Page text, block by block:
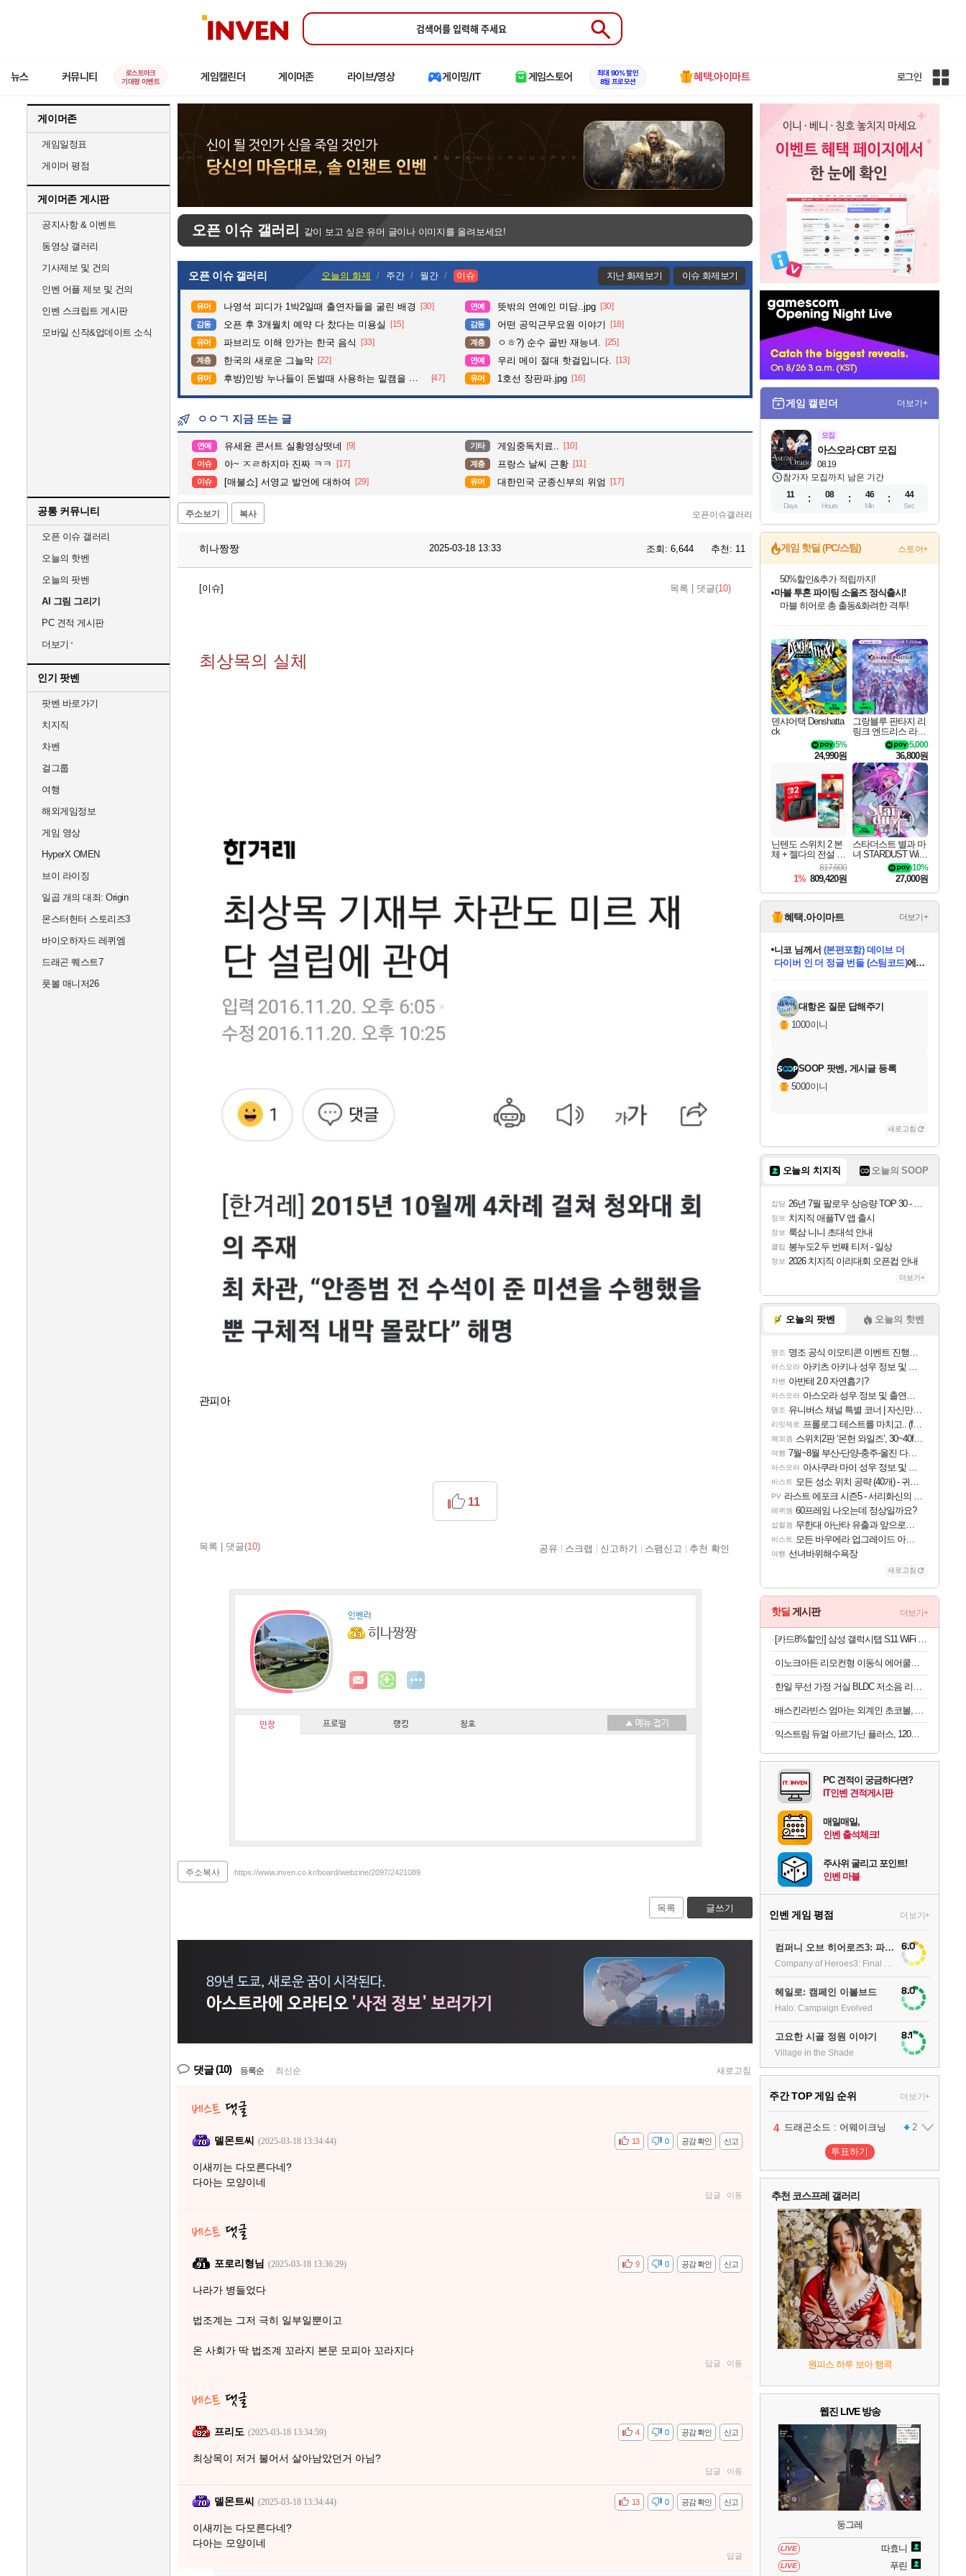
인
Submit
뉴스 커뮤니티
로스트아크
기대평 이벤트
게임캘린더 게이머존 라이브/영상 게이밍/IT 게임스토어
최대 90% 할인
8월 프로모션
혜택.아이마트 로그인
인
게이머존
게임일정표
게이머 평점
게이머존 게시판
공지사항 & 이벤트
동영상 갤러리
기사제보 및 건의
인벤 어플 제보 및 건의
인벤 스크립트 게시판
모바일 신작&업데이트 소식
공통 커뮤니티
오픈 이슈 갤러리
오늘의 핫벤
오늘의 팟벤
AI 그림 그리기
PC 견적 게시판
더보기
인기 팟벤
팟벤 바로가기
치지직
차벤
걸그룹
여행
해외게임정보
게임 영상
HyperX OMEN
브이 라이징
일곱 개의 대죄: Origin
몬스터헌터 스토리즈3
바이오하자드 레퀴엠
드래곤 퀘스트7
풋볼 매니저26
오픈 이슈 갤러리 같이 보고 싶은 유머 글이나 이미지를 올려보세요!
오픈 이슈 갤러리 오늘의 화제 주간 월간 이슈 지난 화제보기 이슈 화제보기
유머 나영석 피디가 1박2일때 출연자들을 굴린 배경 [30] 연예 뜻밖의 연예인 미담..jpg [30]
감동 오픈 후 3개월치 예약 다 찼다는 미용실 [15] 감동 어떤 공익근무요원 이야기 [18]
유머 파브리도 이해 안가는 한국 음식 [33] 계층 ㅇㅎ?) 순수 골반 재능녀. [25]
계층 한국의 새로운 그늘막 [22] 연예 우리 메이 절대 핫걸입니다. [13]
유머 후방)인방 누나들이 돈벌때 사용하는 밑캠을 알아보자 [47] 유머 1호선 장판파.jpg [16]
ㅇㅇㄱ 지금 뜨는 글
연예 유세윤 콘서트 실황영상떳네 [9] 기타 게임중독치료.. [10]
이슈 아~ ㅈㄹ하지마 진짜 ㅋㅋ [17] 계층 프랑스 날씨 근황 [11]
이슈 [매불쇼] 서영교 발언에 대하여 [29] 유머 대한민국 군종신부의 위엄 [17]
주소보기 복사 오픈이슈갤러리
히나짱짱 2025-03-18 13:33 조회: 6,644 추천: 11
[이슈] 목록 댓글(10)
최상목의 실체
관피아
목록 댓글(10)
11
공유 스크랩 신고하기 스팸신고 추천 확인
인벤러
히나짱짱
인장 프로필 랭킹 칭호
주소복사 https://www.inven.co.kr/board/webzine/2097/2421089
목록 글쓰기
댓글(10) 등록순 최신순 새로고침
델몬트씨 (2025-03-18 13:34:44) 신고
공감 확인
비공감 0
13
이새끼는 다모른다네?
다아는 모양이네
답글 이동
포로리형님 (2025-03-18 13:36:29) 신고
공감 확인
비공감 0
9
나라가 병들었다
법조계는 그저 극히 일부일뿐이고
온 사회가 딱 법조계 꼬라지 본문 모피아 꼬라지다
답글 이동
프리도 (2025-03-18 13:34:59) 신고
공감 확인
비공감 0
4
최상목이 저거 불어서 살아남았던거 아님?
답글 이동
델몬트씨 (2025-03-18 13:34:44) 신고
공감 확인
비공감 0
13
이새끼는 다모른다네?
다아는 모양이네
답글
벤
게임 캘린더 더보기+
모집
08.19
아스오라 CBT 모집
참가자 모집까지 남은 기간
11
Days
08
Hours
46
Min
43
Sec
게임 핫딜 (PC/스팀) 스토어+
최대 90% 할인가를 만나보세요!
네이버혜택과 함께 만나보세요!
50%할인&추가 적립까지!
마블 투혼 파이팅 소울즈 정식출시!
마블 히어로 총 출동&화려한 격투!
네이버 포인트 혜택까지!
이니&베니 혜택까지!
네이버 혜택가와 함께 예약하세요!
할인&네이버혜택으로 만나보세요!
네이버페이 혜택과 만나보세요!
40주년 프로모션으로 만나보세요!
할인가에 만나보세요!
일부 에디션 상시 할인!
혜택으로 예약 판매 중
편안하게 충전하세요
덴샤어택 Denshatta
ck
5%
24,990원
그랑블루 판타지 리
링크 엔드리스 라그
나로크 업그레이드
킷 Granblue Fantasy
Relink Endless Ragn
arok Upgrade Kit DL
C
5,000
36,800원
닌텐도 스위치 2 본
체 + 젤다의 전설 티
어스 오브 더 킹덤
닌텐도 스위치 2 에
디션 + 젤다의 전설
브레스 오브 더 와
일드 닌텐도 스위치
2 에디션 번들
817,600
1% 809,420원
스타더스트 별과 마
녀 STARDUST Wish
10%
27,000원
혜택.아이마트 더보기+
교환.
당첨되셨습니다.
니코님께서 (본편포함) 데이브 더
다이버 인 더 정글 번들 (스팀코드)에
당첨되셨습니다.
당첨되셨습니다.
당첨되셨습니다.
당첨되셨습니다.
당첨되셨습니다.
에디션 (스팀코드)를 교환.
당첨되셨습니다.
대항온 질문 답해주기
1000이니
SOOP 팟벤, 게시글 등록
5000이니
새로고침
오늘의 치지직 오늘의 SOOP
잡담 26년 7월 팔로우 상승량 TOP 30 - 월간 치지직
정보 치지직 애플TV 앱 출시
정보 룩삼 니니 초대석 안내
클립 봉누도2 두 번째 티저 - 일상
정보 2026 치지직 이리대회 오픈컵 안내
더보기+
오늘의 팟벤 오늘의 핫벤
명조 명조 공식 이모티콘 이벤트 진행해봤습니다! 참여부터 추첨까지????
아스오라 아키츠 아키나 성우 정보 및 주요 필모
차벤 아반테 2.0 자연흡기?
아스오라 아스오라 성우 정보 및 출연작 모음
명조 유니버스 채널 특별 코너 | 자신만의 스타일
리밋제로 프롤로그 테스트를 마치고.. (feat. 리아)
해외겜 스위치2판 ‘몬헌 와일즈’, 30~40fps 목표 추정
여행 7월~8월 부산-단양-충주-울진 다녀왔어요~
아스오라 아사쿠라 마이 성우 정보 및 주요 필모
비스트 모든 성소 위치 공략 (40개) - 귀환한 영혼 도전과제
PV 라스트 에포크 시즌5 - 서리화신의 분노 티저
레퀴엠 60프레임 나오는데 정상일까요?
섭컬겜 무한대 아난타 유출과 앞으로의 예상 (루머)
비스트 모든 바우에라 업그레이드 아이템 획득 위치 공략 (89개)
여행 선녀바위해수욕장
새로고침
핫딜 게시판 더보기+
[카드8%할인] 삼성 갤럭시탭 S11 WiFi 128GB 27.8cm(11형) S펜포함 태블릿PC
이노크아든 리모컨형 이동식 에어쿨러 IA-L11, 1개
한일 무선 가정 거실 BLDC 저소음 리모컨 듀오에어 써큘레이터
배스킨라빈스 엄마는 외계인 초코볼, 32g, 6개입, 2개
익스트림 듀얼 아르기닌 플러스, 120정, 1개
PC 견적이 궁금하다면?
IT인벤 견적게시판
매일매일,
인벤 출석체크!
주사위 굴리고 포인트!
인벤 마블
인벤 게임 평점 더보기+
컴퍼니 오브 히어로즈3: 파이널 스탠드 6.0
헤일로: 캠페인 이볼브드
Halo: Campaign Evolved
8.0
고요한 시골 정원 이야기
Village in the Shade
8.1
주간 TOP 게임 순위 더보기+
1 팰월드
2 1
3 프로야구스피리츠2026 2
4 드래곤소드 : 어웨이크닝 2
5 블라인드 삼국 1
6 그랑블루 판타지 리링크 - 엔드리스 라그나로크 1
7 리듬 천국 미라클 스타즈 2
8 헤일로: 캠페인 이볼브드 2
9 캡틴 츠바사 2 월드 파이터즈
10 레고 배트맨: 레거시 오브 더 다크 나이트
투표하기
추천 코스프레 갤러리
원피스 하루 보아 행콕
웹진 LIVE 방송
둥그레
LIVE 따효니
LIVE 푸린